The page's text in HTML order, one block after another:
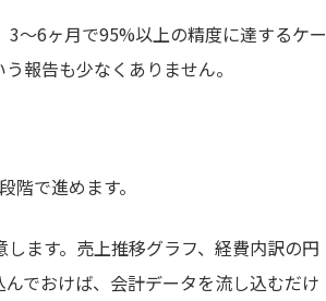
〜6ヶ月で95%以上の精度に達するケー
う報告も少なくありません。
で進めます。
ます。売上推移グラフ、経費内訳の円
でおけば、会計データを流し込むだけ